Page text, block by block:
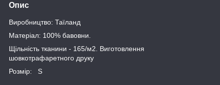
Опис
Виробництво: Таїланд
Матеріал: 100% бавовни.
Щільність тканини - 165/м2. Виготовлення
шовкотрафаретного друку
Розмір: S